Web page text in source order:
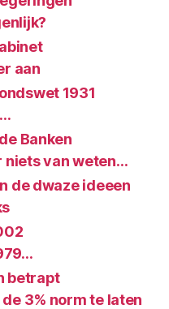
aan
1931
Banken
niets van weten…
de dwaze ideeen
betrapt
3% norm te laten